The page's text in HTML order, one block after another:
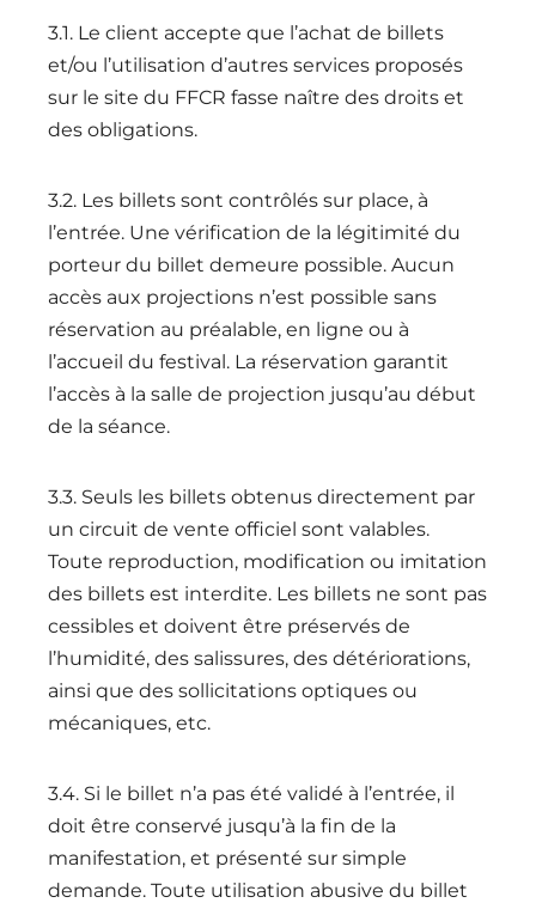
3.1. Le client accepte que l’achat de billets
et/ou l’utilisation d’autres services proposés
sur le site du FFCR fasse naître des droits et
des obligations.
3.2. Les billets sont contrôlés sur place, à
l’entrée. Une vérification de la légitimité du
porteur du billet demeure possible. Aucun
accès aux projections n’est possible sans
réservation au préalable, en ligne ou à
l’accueil du festival. La réservation garantit
l’accès à la salle de projection jusqu’au début
de la séance.
3.3. Seuls les billets obtenus directement par
un circuit de vente officiel sont valables.
Toute reproduction, modification ou imitation
des billets est interdite. Les billets ne sont pas
cessibles et doivent être préservés de
l’humidité, des salissures, des détériorations,
ainsi que des sollicitations optiques ou
mécaniques, etc.
3.4. Si le billet n’a pas été validé à l’entrée, il
doit être conservé jusqu’à la fin de la
manifestation, et présenté sur simple
demande. Toute utilisation abusive du billet